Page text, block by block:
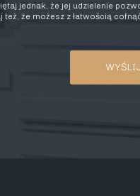
jednak, że jej udzielenie
że możesz z łatwością